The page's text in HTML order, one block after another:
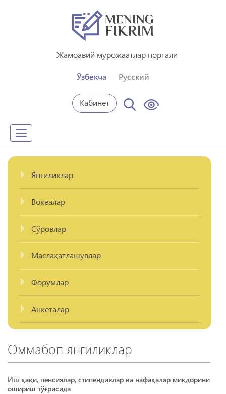
Жамоавий мурожаатлар портали
Ўзбекча Русский
Кабинет
Toggle
navigation
Янгиликлар
Воқеалар
Сўровлар
Маслаҳатлашувлар
Форумлар
Анкеталар
Оммабоп янгиликлар
Иш ҳақи, пенсиялар, стипендиялар ва нафақалар миқдорини
ошириш тўғрисида